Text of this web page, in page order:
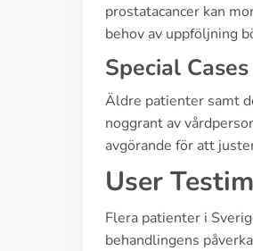
prostatacancer kan
behov av uppföljning
Special
Äldre patienter samt
noggrant av
avgörande för att
User
Flera patienter i
behandlingens